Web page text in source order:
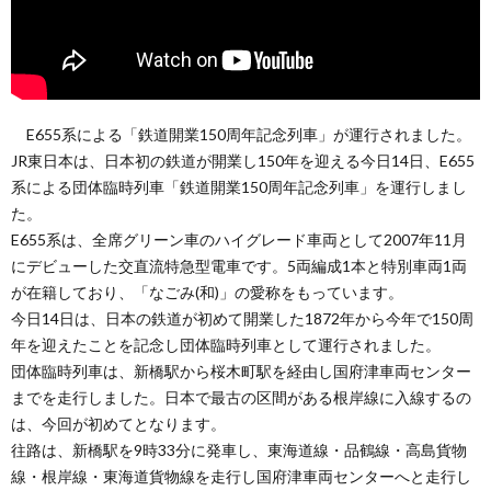
E655系による「鉄道開業150周年記念列車」が運行されました。
JR東日本は、日本初の鉄道が開業し150年を迎える今日14日、E655
系による団体臨時列車「鉄道開業150周年記念列車」を運行しまし
た。
E655系は、全席グリーン車のハイグレード車両として2007年11月
にデビューした交直流特急型電車です。5両編成1本と特別車両1両
が在籍しており、「なごみ(和)」の愛称をもっています。
今日14日は、日本の鉄道が初めて開業した1872年から今年で150周
年を迎えたことを記念し団体臨時列車として運行されました。
団体臨時列車は、新橋駅から桜木町駅を経由し国府津車両センター
までを走行しました。日本で最古の区間がある根岸線に入線するの
は、今回が初めてとなります。
往路は、新橋駅を9時33分に発車し、東海道線・品鶴線・高島貨物
線・根岸線・東海道貨物線を走行し国府津車両センターへと走行し